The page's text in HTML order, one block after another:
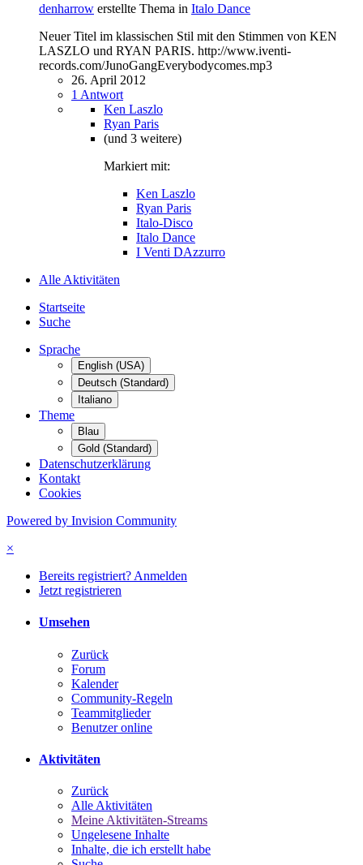
denharrow erstellte Thema in Italo Dance
Neuer Titel im klassischen Stil mit den Stimmen von KEN
LASZLO und RYAN PARIS. http://www.iventi-
records.com/JunoGangEverybodycomes.mp3
26. April 2012
1 Antwort
Ken Laszlo
Ryan Paris
(und 3 weitere)
Markiert mit:
Ken Laszlo
Ryan Paris
Italo-Disco
Italo Dance
I Venti DAzzurro
Alle Aktivitäten
Startseite
Suche
Sprache
English (USA)
Deutsch (Standard)
Italiano
Theme
Blau
Gold (Standard)
Datenschutzerklärung
Kontakt
Cookies
Powered by Invision Community
×
Bereits registriert? Anmelden
Jetzt registrieren
Umsehen
Zurück
Forum
Kalender
Community-Regeln
Teammitglieder
Benutzer online
Aktivitäten
Zurück
Alle Aktivitäten
Meine Aktivitäten-Streams
Ungelesene Inhalte
Inhalte, die ich erstellt habe